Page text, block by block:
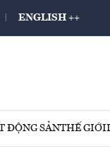
ENGLISH ++
ĐỘNG SẢNTHẾ GIỚI